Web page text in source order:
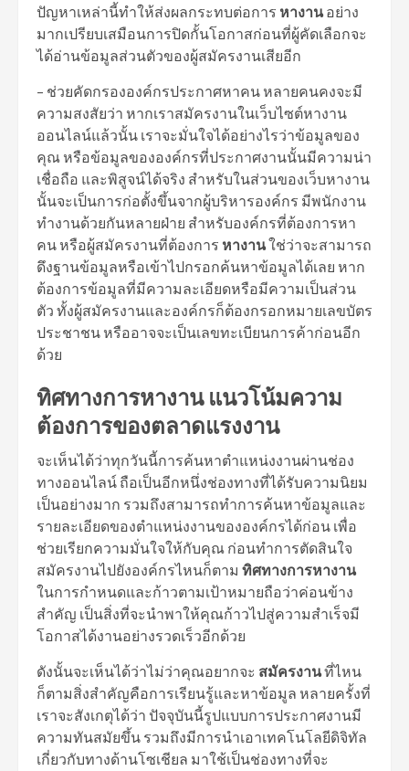
ปัญหาเหล่านี้ทำให้ส่งผลกระทบต่อการ หางานอย่าง
มากเปรียบเสมือนการปิดกั้นโอกาสก่อนที่ผู้คัดเลือกจะ
ได้อ่านข้อมูลส่วนตัวของผู้สมัครงานเสียอีก
– ช่วยคัดกรององค์กรประกาศหาคน หลายคนคงจะมี
ความสงสัยว่า หากเราสมัครงานในเว็บไซต์หางาน
ออนไลน์แล้วนั้น เราจะมั่นใจได้อย่างไรว่าข้อมูลของ
คุณ หรือข้อมูลขององค์กรที่ประกาศงานนั้นมีความน่า
เชื่อถือ และพิสูจน์ได้จริง สำหรับในส่วนของเว็บหางาน
นั้นจะเป็นการก่อตั้งขึ้นจากผู้บริหารองค์กร มีพนักงาน
ทำงานด้วยกันหลายฝ่าย สำหรับองค์กรที่ต้องการหา
คน หรือผู้สมัครงานที่ต้องการ หางานใช่ว่าจะสามารถ
ดึงฐานข้อมูลหรือเข้าไปกรอกค้นหาข้อมูลได้เลย หาก
ต้องการข้อมูลที่มีความละเอียดหรือมีความเป็นส่วน
ตัว ทั้งผู้สมัครงานและองค์กรก็ต้องกรอกหมายเลขบัตร
ประชาชน หรืออาจจะเป็นเลขทะเบียนการค้าก่อนอีก
ด้วย
ทิศทางการหางาน แนวโน้มความ
ต้องการของตลาดแรงงาน
จะเห็นได้ว่าทุกวันนี้การค้นหาตำแหน่งงานผ่านช่อง
ทางออนไลน์ ถือเป็นอีกหนึ่งช่องทางที่ได้รับความนิยม
เป็นอย่างมาก รวมถึงสามารถทำการค้นหาข้อมูลและ
รายละเอียดของตำแหน่งงานขององค์กรได้ก่อน เพื่อ
ช่วยเรียกความมั่นใจให้กับคุณ ก่อนทำการตัดสินใจ
สมัครงานไปยังองค์กรไหนก็ตาม ทิศทางการหางาน
ในการกำหนดและก้าวตามเป้าหมายถือว่าค่อนข้าง
สำคัญ เป็นสิ่งที่จะนำพาให้คุณก้าวไปสู่ความสำเร็จมี
โอกาสได้งานอย่างรวดเร็วอีกด้วย
ดังนั้นจะเห็นได้ว่าไม่ว่าคุณอยากจะ สมัครงานที่ไหน
ก็ตามสิ่งสำคัญคือการเรียนรู้และหาข้อมูล หลายครั้งที่
เราจะสังเกตุได้ว่า ปัจจุบันนี้รูปแบบการประกาศงานมี
ความทันสมัยขึ้น รวมถึงมีการนำเอาเทคโนโลยีดิจิทัล
เกี่ยวกับทางด้านโซเชียล มาใช้เป็นช่องทางที่จะ